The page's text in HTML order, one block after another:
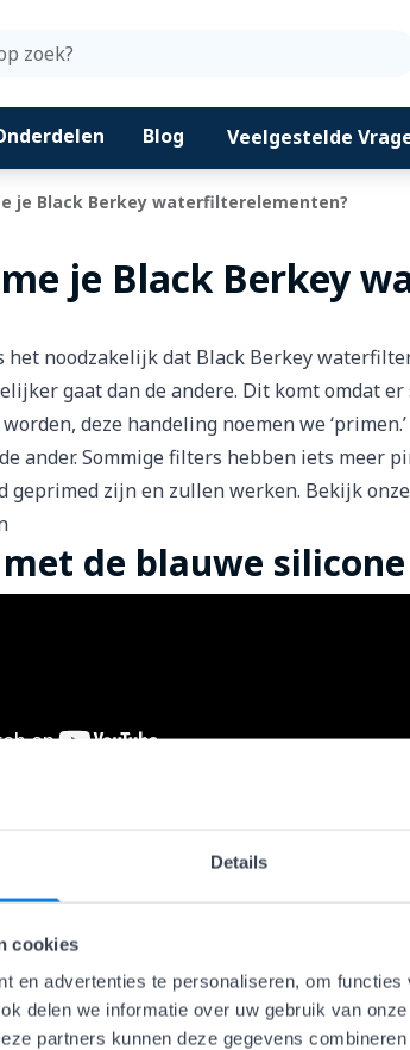
Details
cookies
en advertenties te personaliseren, om
delen we informatie over uw gebruik van
partners kunnen deze gegevens
Blog Veelgestelde
je Black Berkey waterfilterelementen?
je Black Berkey
het noodzakelijk dat Black Berkey
gaat dan de andere. Dit komt omdat
deze handeling noemen we
ander. Sommige filters hebben iets meer
geprimed zijn en zullen werken. Bekijk
de blauwe
de bruine